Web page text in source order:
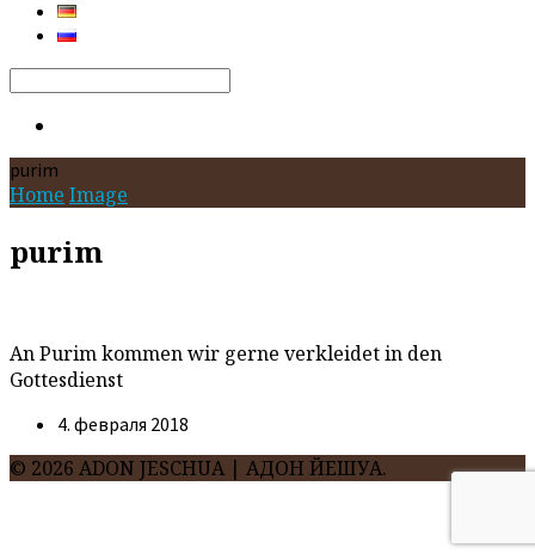
Search
purim
Home Image
purim
An Purim kommen wir gerne verkleidet in den
Gottesdienst
4. февраля 2018
© 2026 ADON JESCHUA | АДОН ЙЕШУА.